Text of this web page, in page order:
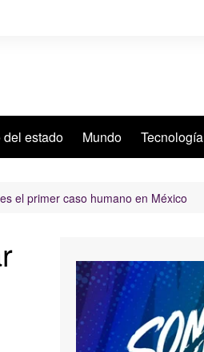
estado Mundo Tecnología
el primer caso humano en México